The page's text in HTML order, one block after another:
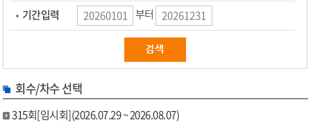
기간입력
부터
회수/차수 선택
315회[임시회](2026.07.29 ~ 2026.08.07)